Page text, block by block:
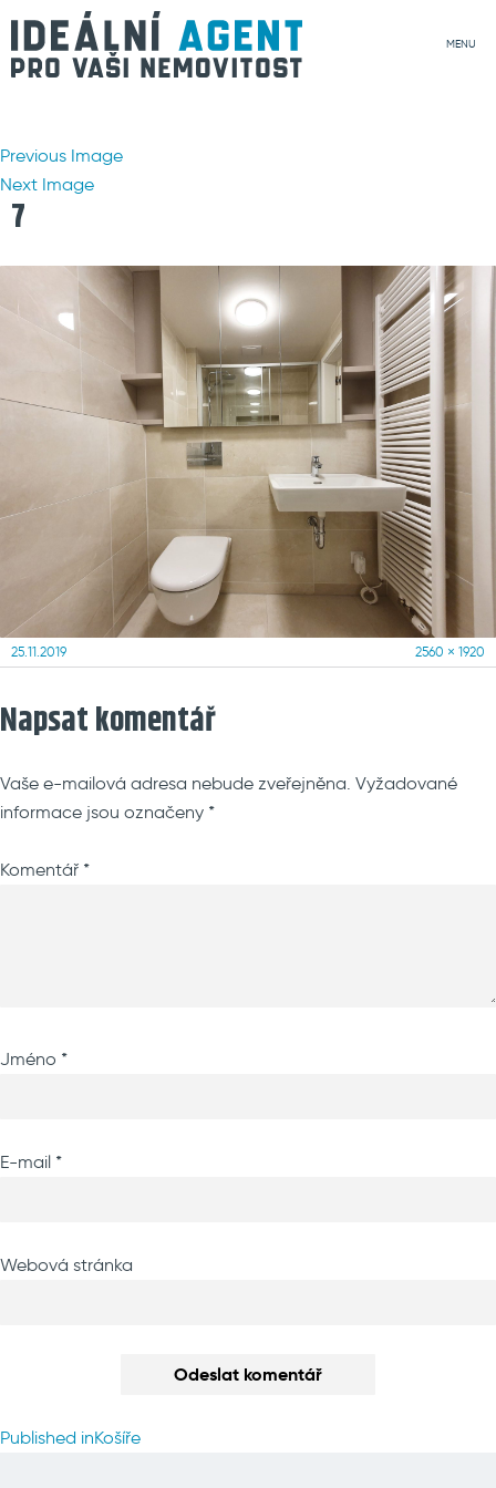
MENU
Previous Image
Next Image
7
Posted
25.11.2019
Full
2560 × 1920
Napsat komentář
Vaše e-mailová adresa nebude zveřejněna. Vyžadované
informace jsou označeny *
Komentář *
Jméno *
E-mail *
Webová stránka
Navigace
Published inKošíře